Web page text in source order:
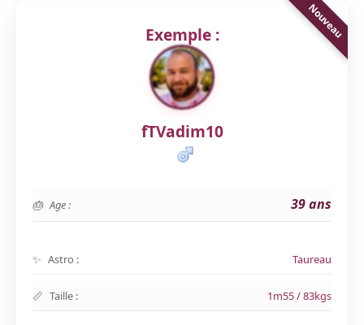
Exemple :
fTVadim10
Age : 39 ans
Astro : Taureau
Taille : 1m55 / 83kgs